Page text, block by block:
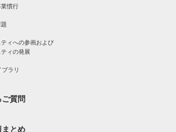
慣行
ィへの参画および
ィの発展
ラリ
質問
まとめ